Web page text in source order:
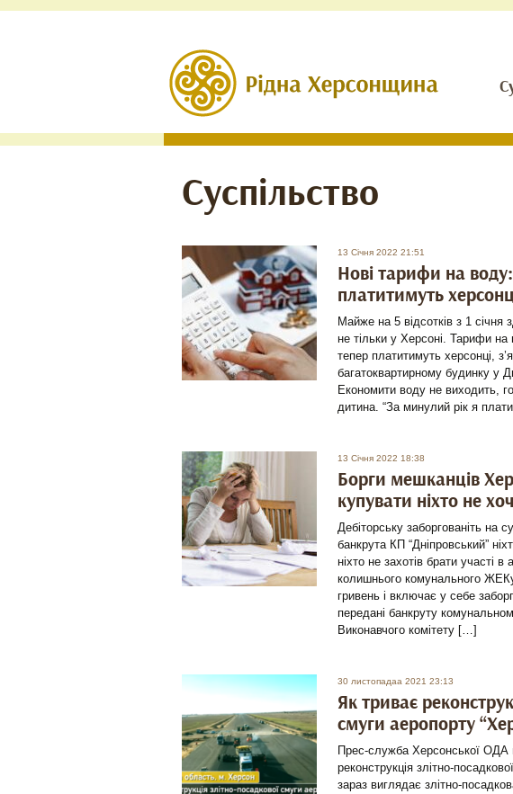
Суспільство
13 Січня 2022 21:51
Нові тарифи на
платитимуть
Майже на 5 відсотків з 1
не тільки у Херсоні. Тарифи на
тепер платитимуть херсонці,
багатоквартирному будинку у
Економити воду не виходить,
дитина. “За минулий рік я
13 Січня 2022 18:38
Борги мешканців
купувати ніхто не
Дебіторську заборгованіть на
банкрута КП “Дніпровський”
ніхто не захотів брати участі
колишнього комунального
гривень і включає у себе
передані банкруту
Виконавчого комітету […]
30 листопадаа 2021 23:13
Як триває
смуги аеропорту
Прес-служба Херсонської ОДА
реконструкція злітно-
зараз виглядає злітно-